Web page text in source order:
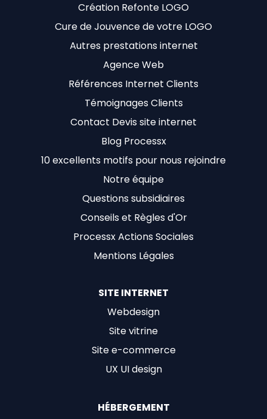
Création Refonte LOGO
Cure de Jouvence de votre LOGO
Autres prestations internet
Agence Web
Références Internet Clients
Témoignages Clients
Contact Devis site internet
Blog Processx
10 excellents motifs pour nous rejoindre
Notre équipe
Questions subsidiaires
Conseils et Règles d'Or
Processx Actions Sociales
Mentions Légales
SITE INTERNET
Webdesign
Site vitrine
Site e-commerce
UX UI design
HÉBERGEMENT